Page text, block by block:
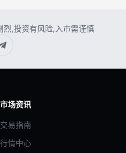
,投资有风险,入市需谨慎
市场资讯
交易指南
行情中心